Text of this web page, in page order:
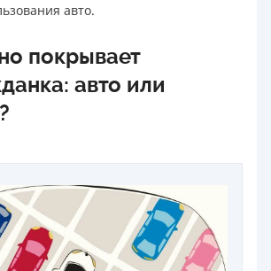
авто.
покрывает
авто или